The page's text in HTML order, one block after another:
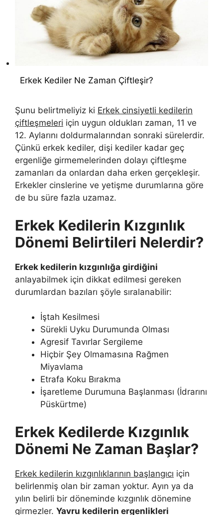
Erkek Kediler Ne Zaman Çiftleşir?
Şunu belirtmeliyiz ki Erkek cinsiyetli kedilerin
çiftleşmeleri için uygun oldukları zaman, 11 ve
12. Aylarını doldurmalarından sonraki sürelerdir.
Çünkü erkek kediler, dişi kediler kadar geç
ergenliğe girmemelerinden dolayı çiftleşme
zamanları da onlardan daha erken gerçekleşir.
Erkekler cinslerine ve yetişme durumlarına göre
de bu süre fazla uzamaz.
Erkek Kedilerin Kızgınlık
Dönemi Belirtileri Nelerdir?
Erkek kedilerin kızgınlığa girdiğini
anlayabilmek için dikkat edilmesi gereken
durumlardan bazıları şöyle sıralanabilir:
İştah Kesilmesi
Sürekli Uyku Durumunda Olması
Agresif Tavırlar Sergileme
Hiçbir Şey Olmamasına Rağmen
Miyavlama
Etrafa Koku Bırakma
İşaretleme Durumuna Başlanması (İdrarını
Püskürtme)
Erkek Kedilerde Kızgınlık
Dönemi Ne Zaman Başlar?
Erkek kedilerin kızgınlıklarının başlangıcı için
belirlenmiş olan bir zaman yoktur. Ayın ya da
yılın belirli bir döneminde kızgınlık dönemine
girmezler. Yavru kedilerin ergenlikleri